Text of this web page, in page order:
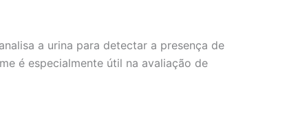
a urina para detectar a presença de
é especialmente útil na avaliação de